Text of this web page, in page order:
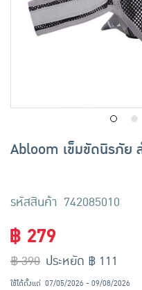
ขนมขบเคี้ยว และช็อคโกแลต
Abloom เข็มขัดนิรภัย
รหัสสินค้า 742085010
฿ 279
฿ 390 ประหยัด ฿ 111
ใช้ได้ตั้งแต่ 07/05/2026 - 09/08/2026